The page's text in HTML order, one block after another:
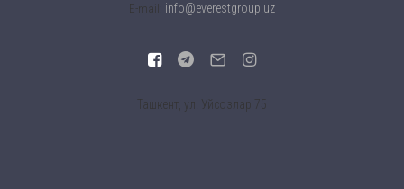
E-mail: info@everestgroup.uz
Ташкент, ул. Уйсозлар 75